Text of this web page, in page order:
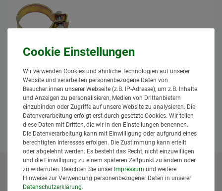
Auspuffschelle Spannbereich 38-40mm
Granit
3,95 € *
Lieferzeit: 1 bis 3 Tage*
In den Warenkorb
inkl. MwSt.zzgl.Versand
* Alle Preise inklusive gesetzlicher Mehrwertsteuer und
zuzüglichVersandkosten
Wir verwenden Cookies und ähnliche Technologien auf unserer
Website und verarbeiten personenbezogene Daten von
Besucher:innen unserer Webseite (z.B. IP-Adresse), um z.B. Inhalte
und Anzeigen zu personalisieren, Medien von Drittanbietern
einzubinden oder Zugriffe auf unsere Website zu analysieren. Die
Datenverarbeitung erfolgt erst durch gesetzte Cookies. Wir teilen
diese Daten mit Dritten, die wir in den Einstellungen benennen.
Die Datenverarbeitung kann mit Einwilligung oder aufgrund eines
berechtigten Interesses erfolgen. Die Zustimmung kann erteilt
oder abgelehnt werden. Es besteht das Recht, nicht einzuwilligen
und die Einwilligung zu einem späteren Zeitpunkt zu ändern oder
zu widerrufen. Beachten Sie unser Impressum und weitere
Hinweise zur Verwendung personenbezogener Daten in unserer
Daten­schutz­erklärung.